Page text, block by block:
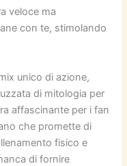
veloce ma
con te, stimolando
unico di azione,
di mitologia per
affascinante per i fan
che promette di
fisico e
di fornire